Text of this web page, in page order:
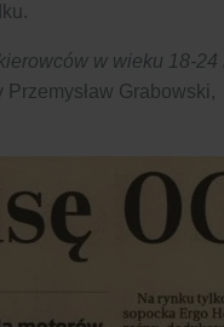
w wieku 18-24
Przemysław Grabowski,